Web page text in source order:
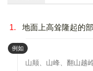
1. 地面上高耸隆起的部
例如 ：
山颠、山峰、翻山越